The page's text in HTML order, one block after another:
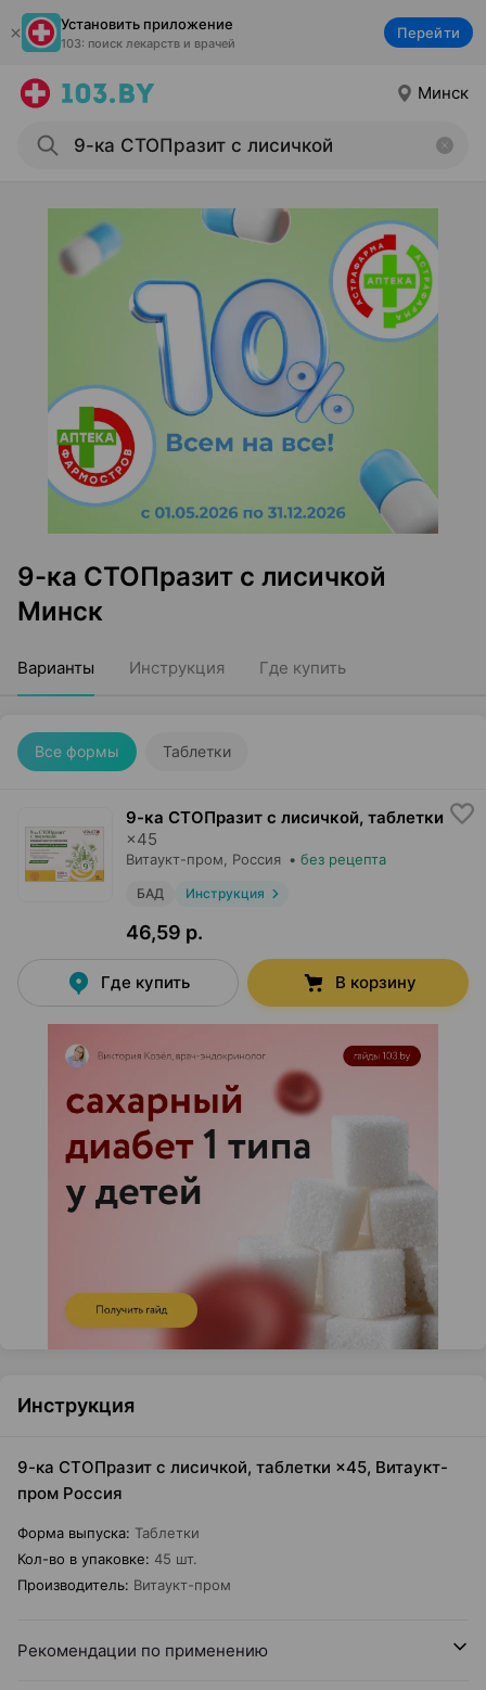
Установить приложение
103: поиск лекарств и врачей
Перейти
Минск
9-ка СТОПразит с лисичкой
Минск
Варианты Инструкция Где купить
Все формы Таблетки
9-ка СТОПразит с лисичкой, таблетки
×45
Витаукт-пром , Россия • без рецепта
БАД Инструкция
46,59 р.
Где купить В корзину
Инструкция
9-ка СТОПразит с лисичкой, таблетки ×45, Витаукт-
пром Россия
Форма выпуска: Таблетки
Кол-во в упаковке: 45 шт.
Производитель: Витаукт-пром
Рекомендации по применению